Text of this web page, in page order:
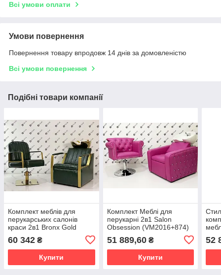
Всі умови оплати
Умови повернення
Повернення товару впродовж 14 днів за домовленістю
Всі умови повернення
Подібні товари компанії
Комплект меблів для
перукарських салонів
краси 2в1 Bronx Gold
(VM2045+870/Gold Green)
60 342 ₴
Купити
Комплект Меблі для
перукарні 2в1 Salon
Obsession (VM2016+874)
51 889,60₴
Купити
52